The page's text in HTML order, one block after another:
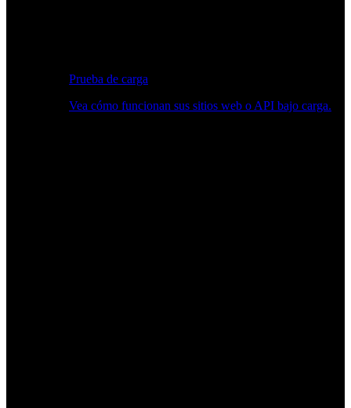
Prueba de carga
Vea cómo funcionan sus sitios web o API bajo carga.